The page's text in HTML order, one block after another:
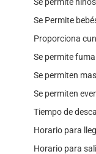
Se Permite
Proporciona
Se permite
Se permiten
Se permiten
Tiempo de
Horario para
Horario para